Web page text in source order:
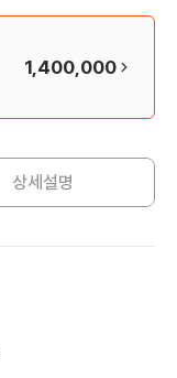
1,400,000
상세설명